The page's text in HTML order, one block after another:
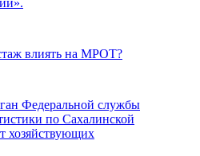
влиять на МРОТ?
Федеральной службы
по Сахалинской
хозяйствующих